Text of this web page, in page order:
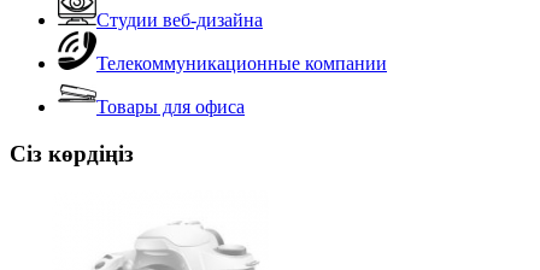
Студии веб-дизайна
Телекоммуникационные компании
Товары для офиса
Сіз көрдіңіз